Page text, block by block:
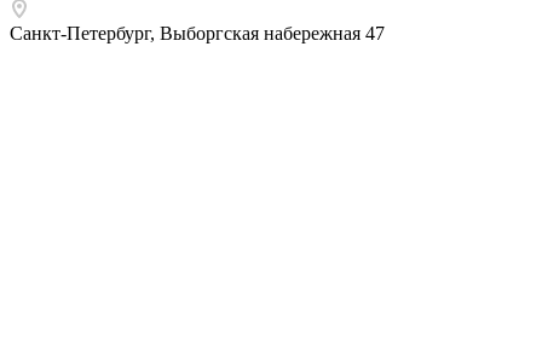
Санкт-Петербург, Выборгская набережная 47